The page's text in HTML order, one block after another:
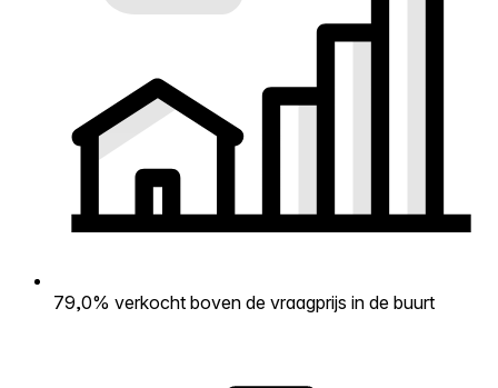
79,0% verkocht boven de vraagprijs in de buurt